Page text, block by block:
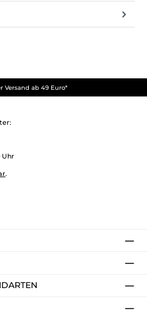
Versand ab 49 Euro*
Uhr
.